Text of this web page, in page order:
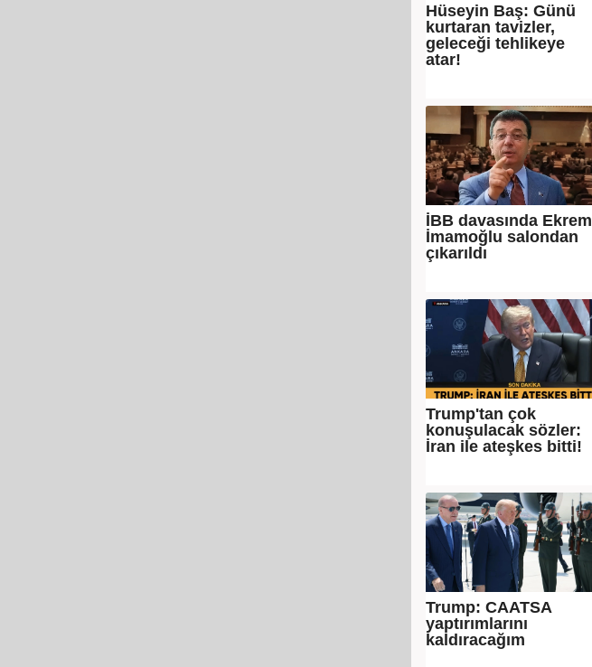
Hüseyin Baş: Günü
kurtaran tavizler,
geleceği tehlikeye
atar!
İBB davasında Ekrem
İmamoğlu salondan
çıkarıldı
Trump'tan çok
konuşulacak sözler:
İran ile ateşkes bitti!
Trump: CAATSA
yaptırımlarını
kaldıracağım